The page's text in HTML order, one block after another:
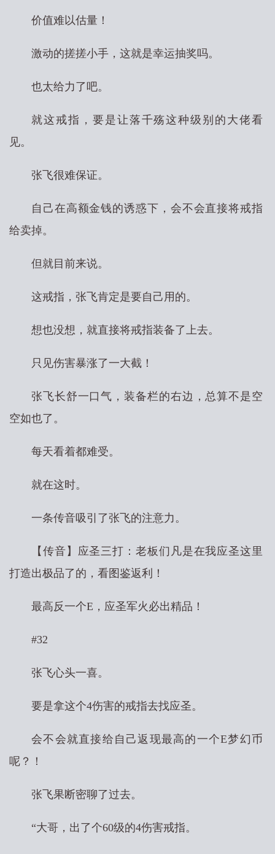
价值难以估量！
激动的搓搓小手，这就是幸运抽奖吗。
也太给力了吧。
就这戒指，要是让落千殇这种级别的大佬看
见。
张飞很难保证。
自己在高额金钱的诱惑下，会不会直接将戒指
给卖掉。
但就目前来说。
这戒指，张飞肯定是要自己用的。
想也没想，就直接将戒指装备了上去。
只见伤害暴涨了一大截！
张飞长舒一口气，装备栏的右边，总算不是空
空如也了。
每天看着都难受。
就在这时。
一条传音吸引了张飞的注意力。
【传音】应圣三打：老板们凡是在我应圣这里
打造出极品了的，看图鉴返利！
最高反一个E，应圣军火必出精品！
#32
张飞心头一喜。
要是拿这个4伤害的戒指去找应圣。
会不会就直接给自己返现最高的一个E梦幻币
呢？！
张飞果断密聊了过去。
“大哥，出了个60级的4伤害戒指。